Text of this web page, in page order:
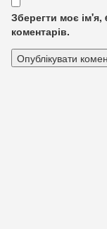
Зберегти моє
коментарів.